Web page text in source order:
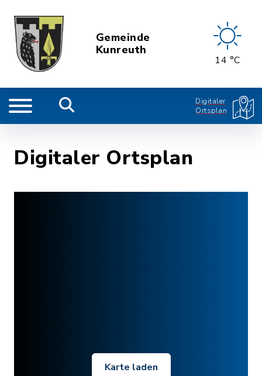
Gemeinde
Kunreuth
14 °C
Digitaler
Ortsplan
Digitaler Ortsplan
Karte laden